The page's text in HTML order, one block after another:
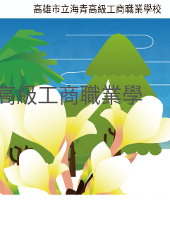
高雄市立海青高級工商職業學校
級工商職業學